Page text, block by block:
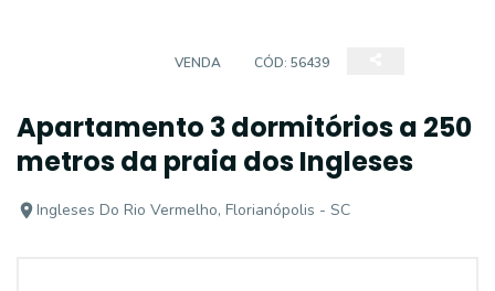
VENDA CÓD: 56439
Apartamento 3 dormitórios a 250
metros da praia dos Ingleses
Ingleses Do Rio Vermelho, Florianópolis - SC